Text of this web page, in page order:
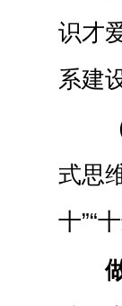
识才
系建
式思
十”“